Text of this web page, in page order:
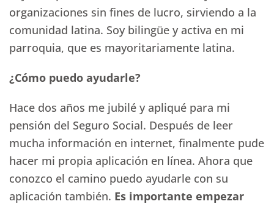
organizaciones sin fines de lucro, sirviendo a la
comunidad latina. Soy bilingüe y activa en mi
parroquia, que es mayoritariamente latina.
¿Cómo puedo ayudarle?
Hace dos años me jubilé y apliqué para mi
pensión del Seguro Social. Después de leer
mucha información en internet, finalmente pude
hacer mi propia aplicación en línea. Ahora que
conozco el camino puedo ayudarle con su
aplicación también. Es importante empezar